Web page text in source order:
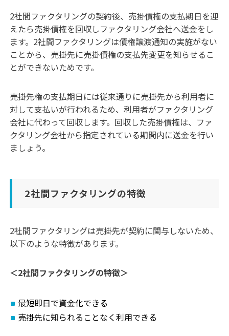
2社間ファクタリングの契約後、売掛債権の支払期日を迎
えたら売掛債権を回収しファクタリング会社へ送金をし
ます。 2社間ファクタリングは債権譲渡通知の実施がない
ことから、売掛先に売掛債権の支払先変更を知らせるこ
とができないためです。
売掛先権の支払期日には従来通りに売掛先から利用者に
対して支払いが行われるため、利用者がファクタリング
会社に代わって回収します。回収した売掛債権は、ファ
クタリング会社から指定されている期間内に送金を行い
ましょう。
2社間ファクタリングの特徴
2社間ファクタリングは売掛先が契約に関与しないため、
以下のような特徴があります。
＜2社間ファクタリングの特徴＞
最短即日で資金化できる
売掛先に知られることなく利用できる